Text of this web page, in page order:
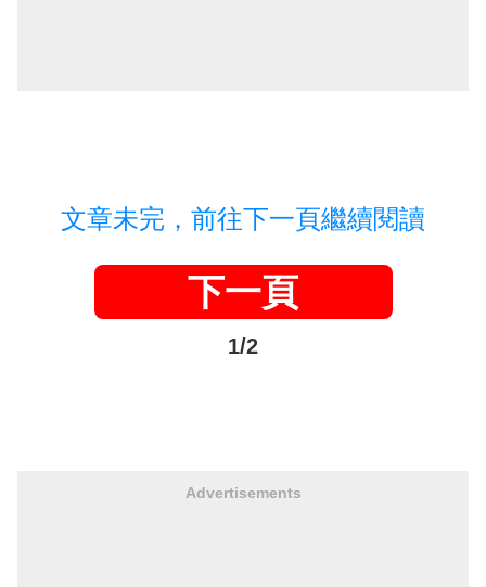
文章未完，前往下一頁繼續閱讀
下一頁
1/2
Advertisements